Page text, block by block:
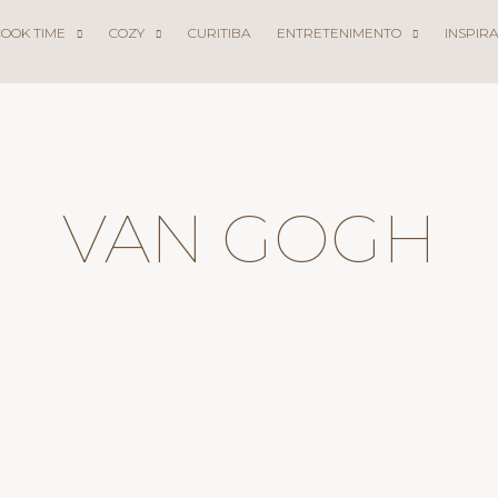
TIME COZY CURITIBA ENTRETENIMENTO
VAN GOGH